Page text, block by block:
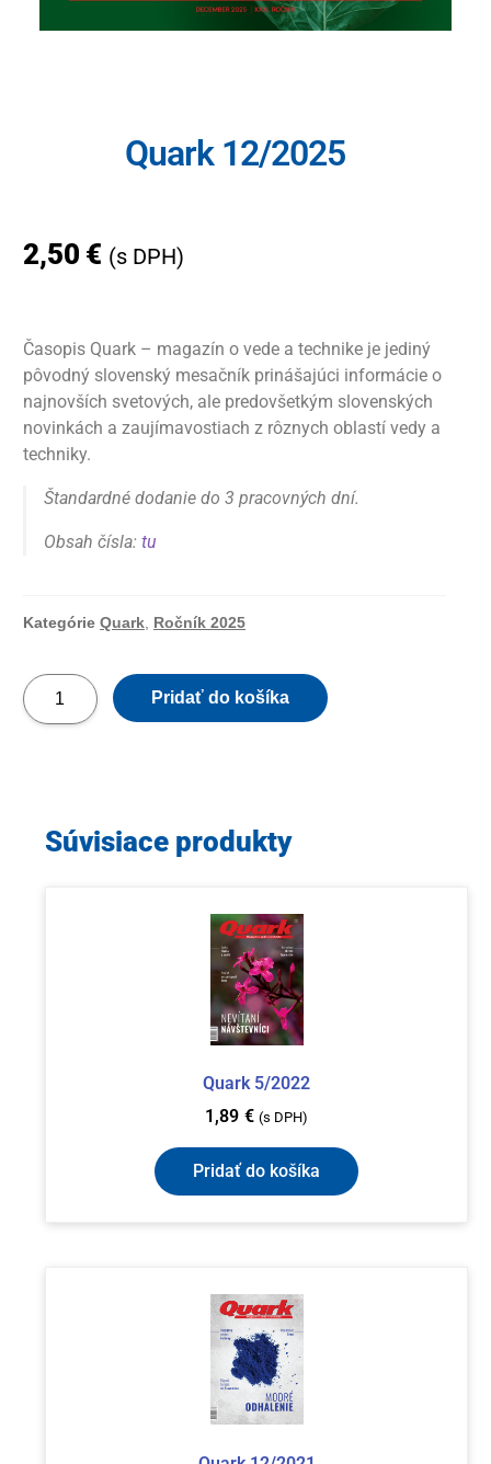
Quark 12/2025
2,50 € (s DPH)
Časopis Quark – magazín o vede a technike je jediný
pôvodný slovenský mesačník prinášajúci informácie o
najnovších svetových, ale predovšetkým slovenských
novinkách a zaujímavostiach z rôznych oblastí vedy a
techniky.
Štandardné dodanie do 3 pracovných dní.
Obsah čísla: tu
Kategórie Quark Ročník 2025
Pridať do košíka
Súvisiace produkty
Quark 5/2022
1,89 € (s DPH)
Pridať do košíka